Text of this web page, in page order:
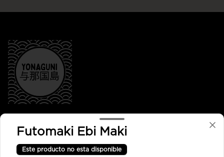
Despacho
Futomaki Ebi Maki
Este producto no esta disponible